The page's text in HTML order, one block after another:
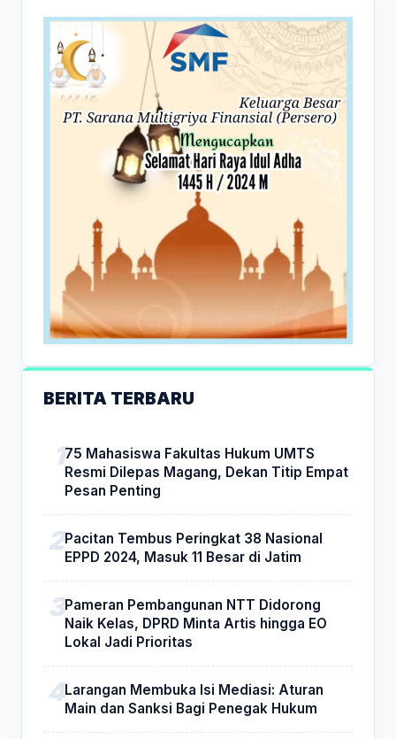
BERITA TERBARU
75 Mahasiswa Fakultas Hukum UMTS
Resmi Dilepas Magang, Dekan Titip Empat
Pesan Penting
Pacitan Tembus Peringkat 38 Nasional
EPPD 2024, Masuk 11 Besar di Jatim
Pameran Pembangunan NTT Didorong
Naik Kelas, DPRD Minta Artis hingga EO
Lokal Jadi Prioritas
Larangan Membuka Isi Mediasi: Aturan
Main dan Sanksi Bagi Penegak Hukum